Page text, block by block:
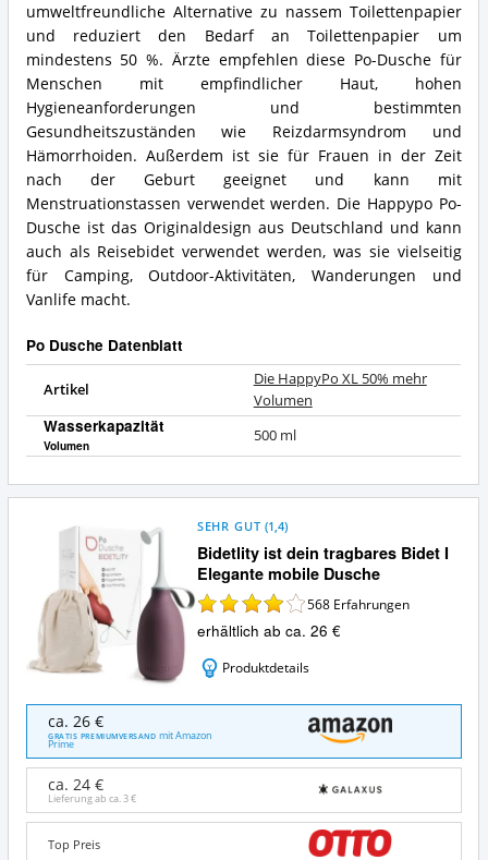
umweltfreundliche Alternative zu nassem Toilettenpapier
und reduziert den Bedarf an Toilettenpapier um
mindestens 50 %. Ärzte empfehlen diese Po-Dusche für
Menschen mit empfindlicher Haut, hohen
Hygieneanforderungen und bestimmten
Gesundheitszuständen wie Reizdarmsyndrom und
Hämorrhoiden. Außerdem ist sie für Frauen in der Zeit
nach der Geburt geeignet und kann mit
Menstruationstassen verwendet werden. Die Happypo Po-
Dusche ist das Originaldesign aus Deutschland und kann
auch als Reisebidet verwendet werden, was sie vielseitig
für Camping, Outdoor-Aktivitäten, Wanderungen und
Vanlife macht.
Po Dusche Datenblatt
Artikel
Die HappyPo XL 50% mehr
Volumen
Wasserkapazität
Volumen
500 ml
Bidetlity ist dein tragbares Bidet I
Elegante mobile Dusche
SEHR GUT (1,4)
568 Erfahrungen
erhältlich ab ca. 26 €
Produktdetails
Bidetlity
dein
tragbares
Bidet
I
Elegante
mobile
ca. 26 €
GRATIS PREMIUMVERSAND mit Amazon
Prime
ca. 24 €
Lieferung ab ca.3 €
Top Preis